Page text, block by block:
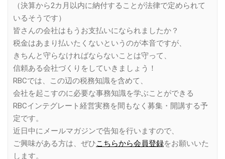
（決算から2カ月以内に納付することが法律で定められて
いるそうです）
皆さんの会社はもうお支払いになられましたか？
税金はあまり払いたくないというのが本音ですが、
きちんと守らなければならないことは守って、
信頼ある会社づくりをしていきましょう！
RBCでは、この辺の税務知識を含めて、
会社を起こすのに必要な事務知識を学ぶことができる
RBCインテグレート経営実務を間もなく募集・開講する予
定です。
近日中にメールマガジンで告知を行いますので、
ご興味がある方は、ぜひこちらから会員登録をお願いいた
します。